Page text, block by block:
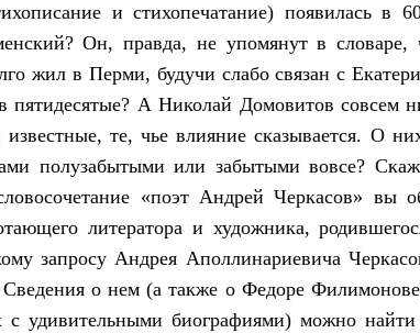
и стихопечатание) появилась в
Он, правда, не упомянут в словаре,
жил в Перми, будучи слабо связан с
пятидесятые? А Николай Домовитов совсем
те, чье влияние сказывается. О
полузабытыми или забытыми вовсе?
«поэт Андрей Черкасов» вы
литератора и художника,
запросу Андрея Аполлинариевича
о нем (а также о Федоре
с удивительными биографиями) можно